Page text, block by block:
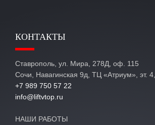
КОНТАКТЫ
Ставрополь, ул. Мира, 278Д, оф. 115
Сочи, Навагинская 9д, ТЦ «Атриум», эт.
+7 989 750 57 22
info@liftvtop.ru
НАШИ РАБОТЫ